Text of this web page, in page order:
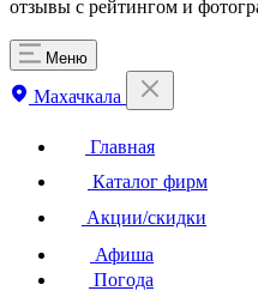
отзывы с рейтингом и
Меню
Махачкала
Главная
Каталог фирм
Акции/скидки
Афиша
Погода